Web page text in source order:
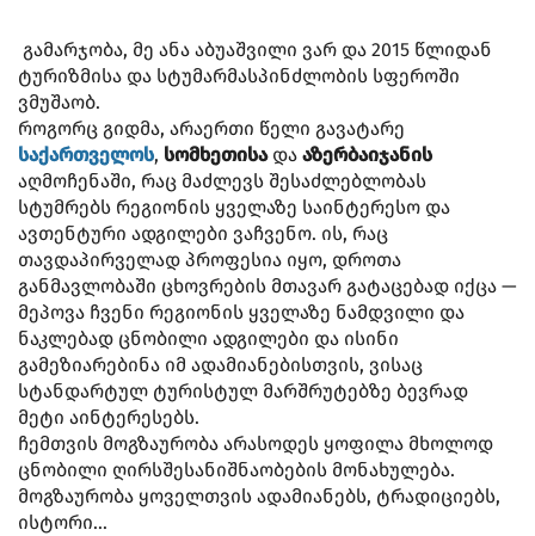
გამარჯობა, მე ანა აბუაშვილი ვარ და 2015 წლიდან
ტურიზმისა და სტუმარმასპინძლობის სფეროში
ვმუშაობ.
როგორც გიდმა, არაერთი წელი გავატარე
საქართველოს, სომხეთისადა აზერბაიჯანის
აღმოჩენაში, რაც მაძლევს შესაძლებლობას
სტუმრებს რეგიონის ყველაზე საინტერესო და
ავთენტური ადგილები ვაჩვენო. ის, რაც
თავდაპირველად პროფესია იყო, დროთა
განმავლობაში ცხოვრების მთავარ გატაცებად იქცა —
მეპოვა ჩვენი რეგიონის ყველაზე ნამდვილი და
ნაკლებად ცნობილი ადგილები და ისინი
გამეზიარებინა იმ ადამიანებისთვის, ვისაც
სტანდარტულ ტურისტულ მარშრუტებზე ბევრად
მეტი აინტერესებს.
ჩემთვის მოგზაურობა არასოდეს ყოფილა მხოლოდ
ცნობილი ღირსშესანიშნაობების მონახულება.
მოგზაურობა ყოველთვის ადამიანებს, ტრადიციებს,
ისტორი...